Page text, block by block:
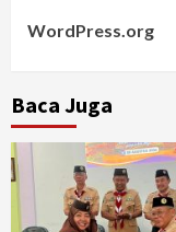
WordPress.org
Baca Juga